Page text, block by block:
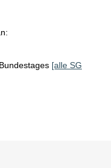
[alle SG